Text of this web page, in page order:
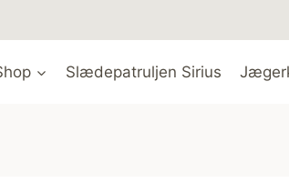
Slædepatruljen Sirius